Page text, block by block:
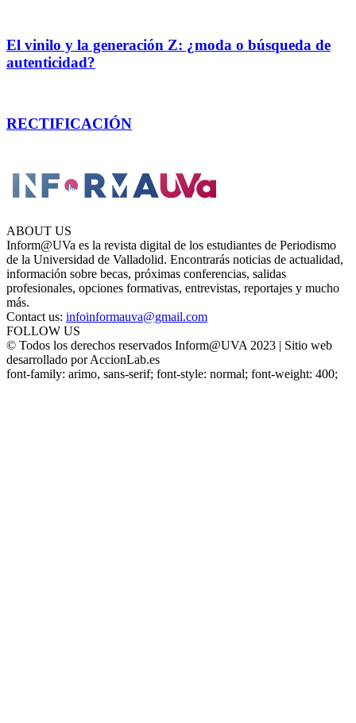
El vinilo y la generación Z: ¿moda o búsqueda de
autenticidad?
RECTIFICACIÓN
ABOUT US
Inform@UVa es la revista digital de los estudiantes de Periodismo
de la Universidad de Valladolid. Encontrarás noticias de actualidad,
información sobre becas, próximas conferencias, salidas
profesionales, opciones formativas, entrevistas, reportajes y mucho
más.
Contact us: infoinformauva@gmail.com
FOLLOW US
© Todos los derechos reservados Inform@UVA 2023 | Sitio web
desarrollado por AccionLab.es
font-family: arimo, sans-serif; font-style: normal; font-weight: 400;